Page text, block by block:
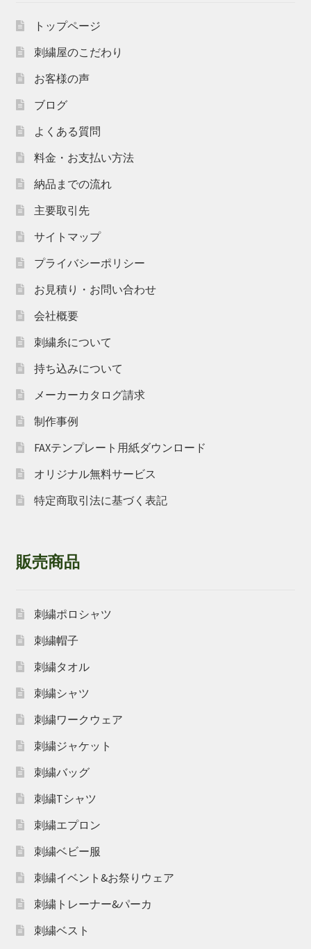
トップページ
刺繍屋のこだわり
お客様の声
ブログ
よくある質問
料金・お支払い方法
納品までの流れ
主要取引先
サイトマップ
プライバシーポリシー
お見積り・お問い合わせ
会社概要
刺繍糸について
持ち込みについて
メーカーカタログ請求
制作事例
FAXテンプレート用紙ダウンロード
オリジナル無料サービス
特定商取引法に基づく表記
販売商品
刺繍ポロシャツ
刺繍帽子
刺繍タオル
刺繍シャツ
刺繍ワークウェア
刺繍ジャケット
刺繍バッグ
刺繍Tシャツ
刺繍エプロン
刺繍ベビー服
刺繍イベント&お祭りウェア
刺繍トレーナー&パーカ
刺繍ベスト